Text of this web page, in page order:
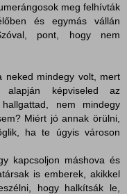
meg felhívták
és egymás vállán
pont, hogy nem
neked mindegy volt, mert
képviseled az
nem mindegy
Miért jó annak örülni,
ha te úgyis városon
kapcsoljon máshova és
is emberek, akikkel
hogy halkítsák le,